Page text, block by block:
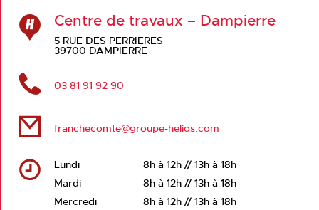
Centre de travaux – Dampierre
5 RUE DES PERRIERES
39700 DAMPIERRE
03 81 91 92 90
franchecomte@groupe-helios.com
Lundi
8h à 12h // 13h à 18h
Mardi
8h à 12h // 13h à 18h
Mercredi
8h à 12h // 13h à 18h